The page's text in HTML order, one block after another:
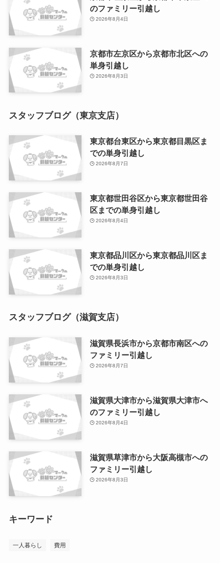
のファミリー引越し
2026年8月4日
京都市左京区から京都市北区への
単身引越し
2026年8月3日
スタッフブログ（東京支店）
東京都台東区から東京都目黒区ま
での単身引越し
2026年8月7日
東京都世田谷区から東京都世田谷
区までの単身引越し
2026年8月4日
東京都品川区から東京都品川区ま
での単身引越し
2026年8月3日
スタッフブログ（滋賀支店）
滋賀県長浜市から京都市南区への
ファミリー引越し
2026年8月7日
滋賀県大津市から滋賀県大津市へ
のファミリー引越し
2026年8月4日
滋賀県草津市から大阪高槻市への
ファミリー引越し
2026年8月3日
キーワード
一人暮らし 費用